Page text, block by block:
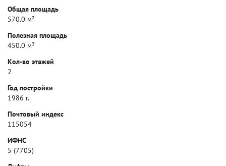
Общая площадь
570.0 м²
Полезная площадь
450.0 м²
Кол-во этажей
2
Год постройки
1986 г.
Почтовый индекс
115054
ИФНС
5 (7705)